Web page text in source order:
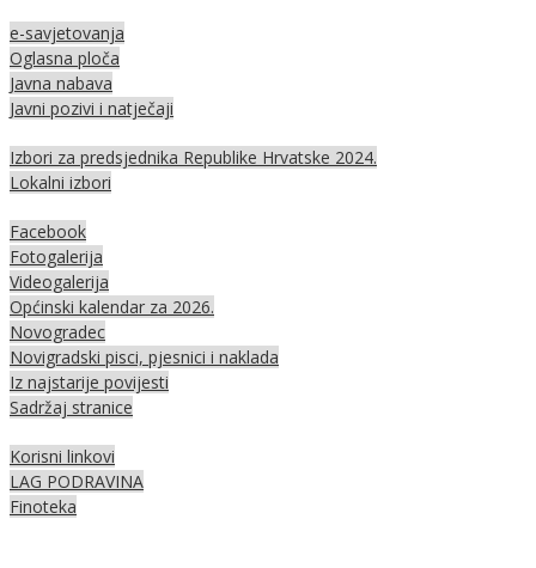
e-savjetovanja
Oglasna ploča
Javna nabava
Javni pozivi i natječaji
Izbori za predsjednika Republike Hrvatske 2024.
Lokalni izbori
Facebook
Fotogalerija
Videogalerija
Općinski kalendar za 2026.
Novogradec
Novigradski pisci, pjesnici i naklada
Iz najstarije povijesti
Sadržaj stranice
Korisni linkovi
LAG PODRAVINA
Finoteka